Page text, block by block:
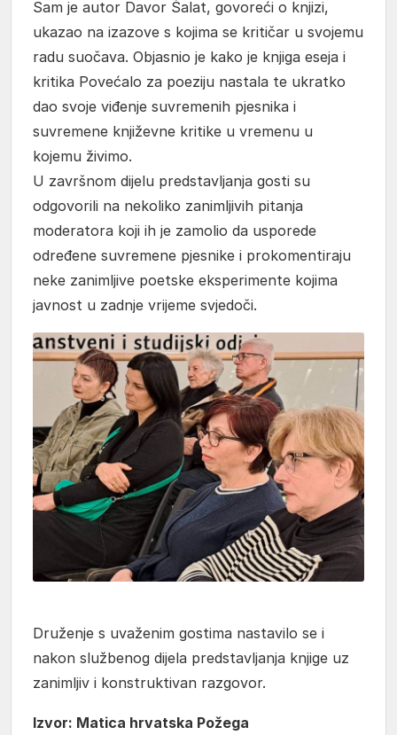
Sam je autor Davor Šalat, govoreći o knjizi,
ukazao na izazove s kojima se kritičar u svojemu
radu suočava. Objasnio je kako je knjiga eseja i
kritika Povećalo za poeziju nastala te ukratko
dao svoje viđenje suvremenih pjesnika i
suvremene književne kritike u vremenu u
kojemu živimo.
U završnom dijelu predstavljanja gosti su
odgovorili na nekoliko zanimljivih pitanja
moderatora koji ih je zamolio da usporede
određene suvremene pjesnike i prokomentiraju
neke zanimljive poetske eksperimente kojima
javnost u zadnje vrijeme svjedoči.
Druženje s uvaženim gostima nastavilo se i
nakon službenog dijela predstavljanja knjige uz
zanimljiv i konstruktivan razgovor.
Izvor: Matica hrvatska Požega